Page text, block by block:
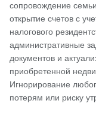
сопровождение
открытие счетов с
налогового
административные
документов и
приобретенной
Игнорирование
потерям или риску